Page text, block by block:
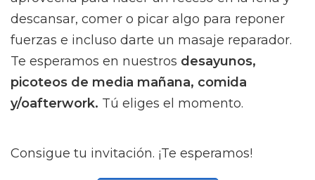
descansar, comer o picar algo para reponer
fuerzas e incluso darte un masaje reparador.
Te esperamos en nuestros desayunos,
picoteos de media mañana, comida
y/oafterwork. Tú eliges el momento.
Consigue tu invitación. ¡Te esperamos!